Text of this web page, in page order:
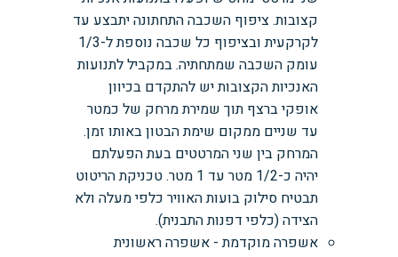
קצובות. ציפוף השכבה התחתונה יתבצע עד
לקרקעית ובציפוף כל שכבה נוספת ל-1/3
עומק השכבה שמתחתיה. במקביל לתנועות
האנכיות הקצובות יש להתקדם בכיוון
אופקי ברצף תוך שמירת מרחק של כמטר
עד שניים ממקום שימת הבטון באותו זמן.
המרחק בין שני המרטטים בעת הפעלתם
יהיה כ-1/2 מטר עד 1 מטר. טכניקת הריטוט
תבטיח סילוק בועות האוויר כלפי מעלה ולא
הצידה (כלפי דפנות התבנית).
אשפרה מוקדמת - אשפרה ראשונית